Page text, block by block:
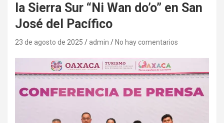
la Sierra Sur “Ni Wan do’o” en San
José del Pacífico
23 de agosto de 2025 admin No hay comentarios